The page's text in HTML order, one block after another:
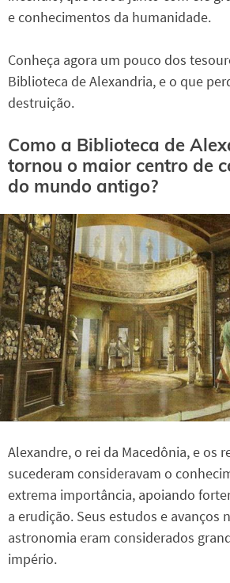
e conhecimentos da humanidade.
Conheça agora um pouco dos
Biblioteca de Alexandria, e o que
destruição.
Como a Biblioteca de
tornou o maior centro de
do mundo antigo?
Alexandre, o rei da Macedônia, e os
sucederam consideravam o
extrema importância, apoiando
a erudição. Seus estudos e avanços
astronomia eram considerados
império.